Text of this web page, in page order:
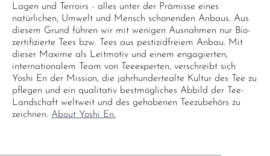
Lagen und Terroirs - alles unter der Prämisse eines
natürlichen, Umwelt und Mensch schonenden Anbaus. Aus
diesem Grund führen wir mit wenigen Ausnahmen nur Bio-
zertifizierte Tees bzw. Tees aus pestizidfreiem Anbau. Mit
dieser Maxime als Leitmotiv und einem engagierten,
internationalem Team von Teeexperten, verschreibt sich
Yoshi En der Mission, die jahrhundertealte Kultur des Tee zu
pflegen und ein qualitativ bestmögliches Abbild der Tee-
Landschaft weltweit und des gehobenen Teezubehörs zu
zeichnen. About Yoshi En.